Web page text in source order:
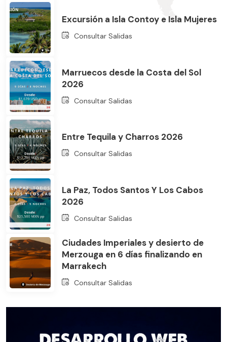
Excursión a Isla Contoy e Isla Mujeres
Consultar Salidas
Marruecos desde la Costa del Sol
2026
Consultar Salidas
Entre Tequila y Charros 2026
Consultar Salidas
La Paz, Todos Santos Y Los Cabos
2026
Consultar Salidas
Ciudades Imperiales y desierto de
Merzouga en 6 días finalizando en
Marrakech
Consultar Salidas